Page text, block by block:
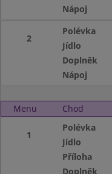
Nápoj
2
Polévka
Jídlo
Doplněk
Nápoj
Menu Chod
1
Polévka
Jídlo
Příloha
Doplněk